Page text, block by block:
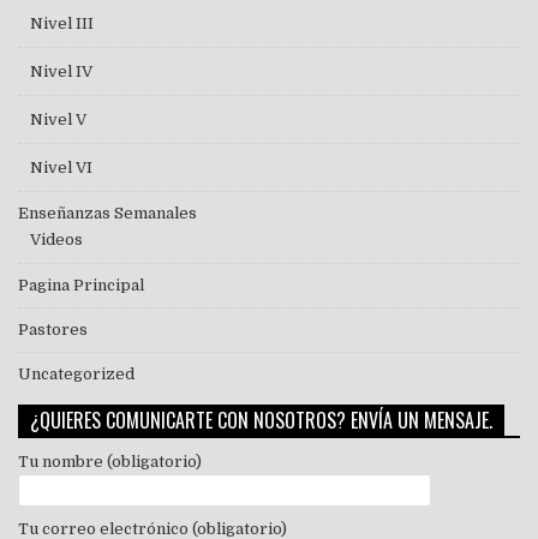
Nivel III
Nivel IV
Nivel V
Nivel VI
Enseñanzas Semanales
Videos
Pagina Principal
Pastores
Uncategorized
¿QUIERES COMUNICARTE CON NOSOTROS? ENVÍA UN MENSAJE.
Tu nombre (obligatorio)
Tu correo electrónico (obligatorio)